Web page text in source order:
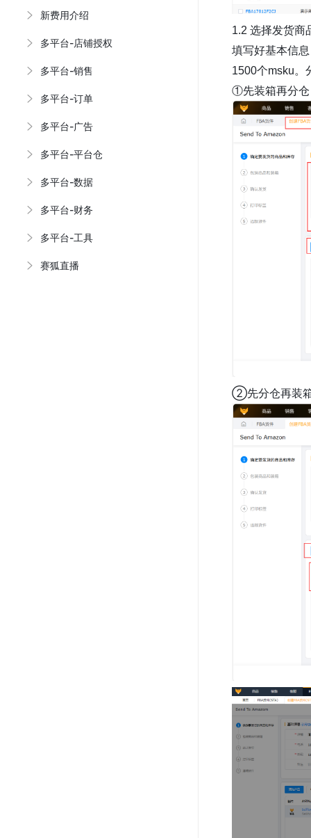
1.2 选择发货商
填写好基本信
1500个msku。
①先装箱再分仓
②先分仓再装
新费用介绍
多平台-店铺授权
多平台-销售
多平台-订单
多平台-广告
多平台-平台仓
多平台-数据
多平台-财务
多平台-工具
赛狐直播